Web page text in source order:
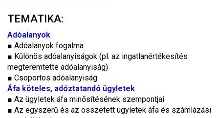
TEMATIKA:
Adóalanyok
■ Adóalanyok fogalma
■ Különös adóalanyiságok (pl. az ingatlanértékesítés
megteremtette adóalanyiság)
■ Csoportos adóalanyiság
Áfa köteles, adóztatandó ügyletek
■ Az ügyletek áfa minősítésének szempontjai
■ Az egyszerű és az összetett ügyletek áfa és számlázási